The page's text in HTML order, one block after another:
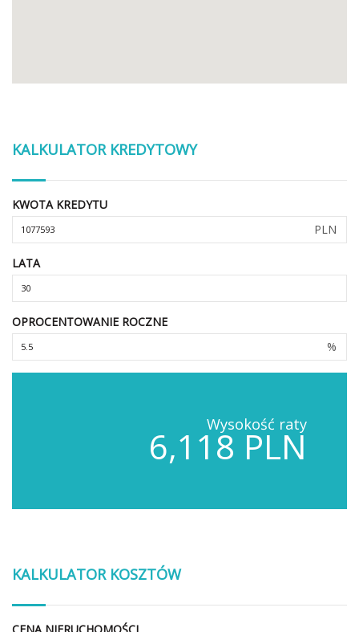
KALKULATOR KREDYTOWY
KWOTA KREDYTU
PLN
LATA
OPROCENTOWANIE ROCZNE
%
Wysokość raty
6,118 PLN
KALKULATOR KOSZTÓW